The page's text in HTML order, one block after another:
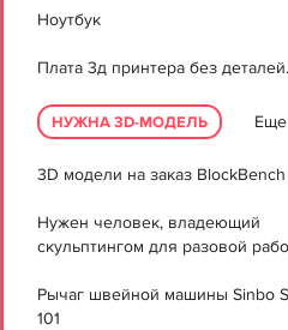
Ноутбук
Плата 3д принтера без деталей.
НУЖНА 3D-МОДЕЛЬ Еще
3D модели на заказ BlockBench
Нужен человек, владеющий
скульптингом для разовой
Рычаг швейной машины Sinbo
101